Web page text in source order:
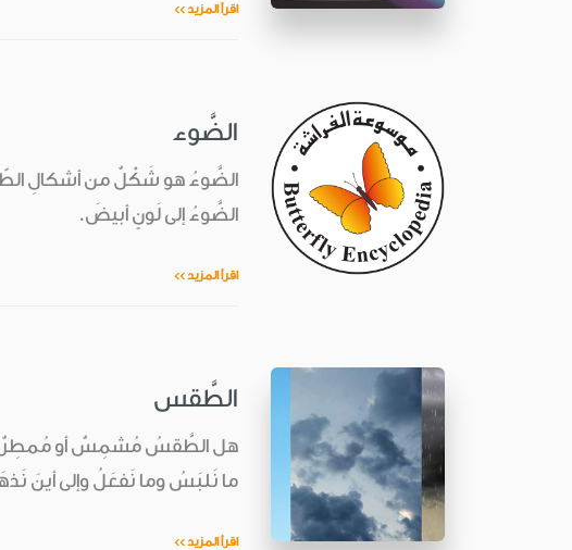
اقرأ المزيد >>
الضَّوء
الضَّوءُ هو شَكْلٌ من أشكالِ
الضَّوءُ إلى لَونٍ أبيضَ.
اقرأ المزيد >>
الطَّقس
هل الطَّقسُ مُشمِسٌ أو مُمطِرٌ؟ هل
ما نَلبَسُ وما نَفعَلُ وإلى أينَ
اقرأ المزيد >>